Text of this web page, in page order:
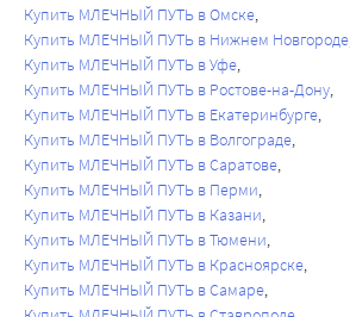
Купить МЛЕЧНЫЙ ПУТЬ в Омске
Купить МЛЕЧНЫЙ ПУТЬ в Нижнем Новгороде
Купить МЛЕЧНЫЙ ПУТЬ в Уфе
Купить МЛЕЧНЫЙ ПУТЬ в Ростове-на-Дону
Купить МЛЕЧНЫЙ ПУТЬ в Екатеринбурге
Купить МЛЕЧНЫЙ ПУТЬ в Волгограде
Купить МЛЕЧНЫЙ ПУТЬ в Саратове
Купить МЛЕЧНЫЙ ПУТЬ в Перми
Купить МЛЕЧНЫЙ ПУТЬ в Казани
Купить МЛЕЧНЫЙ ПУТЬ в Тюмени
Купить МЛЕЧНЫЙ ПУТЬ в Красноярске
Купить МЛЕЧНЫЙ ПУТЬ в Самаре